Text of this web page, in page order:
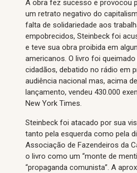
A obra fez sucesso e provocou
um retrato negativo do
falta de solidariedade aos
empobrecidos, Steinbeck foi
e teve sua obra proibida em
americanos. O livro foi
cidadãos, debatido no rádio em
audiência nacional mas, acima
lançamento, vendeu 430.000
New York Times.
Steinbeck foi atacado por sua
tanto pela esquerda como pela
Associação de Fazendeiros da
o livro como um “monte de
“propaganda comunista”. A